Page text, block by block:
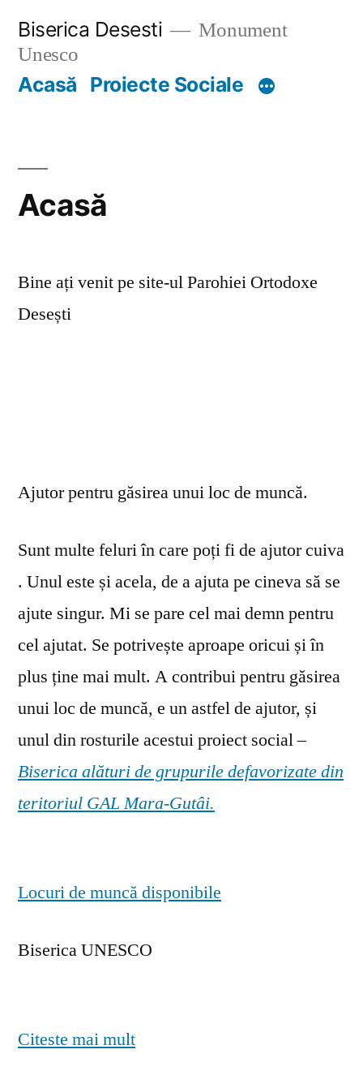
content
Biserica Desesti
Monument
Unesco
Acasă Proiecte Sociale
Acasă
Bine ați venit pe site-ul Parohiei Ortodoxe
Desești
Ajutor pentru găsirea unui loc de muncă.
Sunt multe feluri în care poți fi de ajutor cuiva
. Unul este și acela, de a ajuta pe cineva să se
ajute singur. Mi se pare cel mai demn pentru
cel ajutat. Se potrivește aproape oricui și în
plus ține mai mult. A contribui pentru găsirea
unui loc de muncă, e un astfel de ajutor, și
unul din rosturile acestui proiect social –
Biserica alături de grupurile defavorizate din
teritoriul GAL Mara-Gutâi.
Locuri de muncă disponibile
Biserica UNESCO
Citeste mai mult